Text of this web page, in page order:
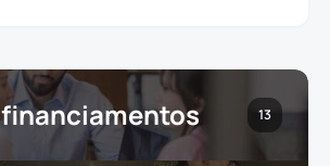
financiamentos 13